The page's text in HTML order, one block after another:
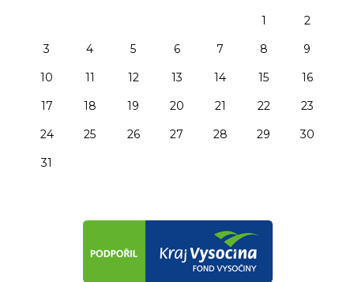
1
2
3
4 5 6 7 8
9
10
11 12 13 14 15
16
17
18 19 20 21 22
23
24
25 26 27 28 29
30
31